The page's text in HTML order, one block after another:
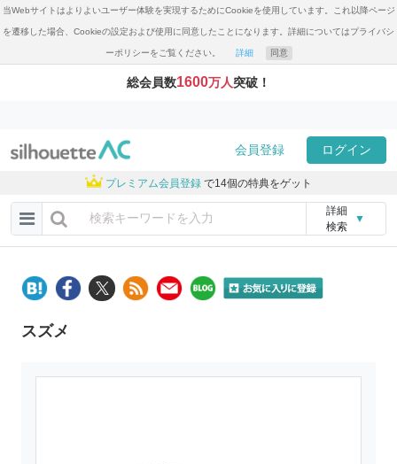
当Webサイトはよりよいユーザー体験を実現するためにCookieを使用しています。これ以降ページ
を遷移した場合、Cookieの設定および使用に同意したことになります。詳細についてはプライバシ
ーポリシーをご覧ください。 詳細 同意
総会員数1600万人突破！
会員登録 ログイン
プレミアム会員登録 で14個の特典をゲット
詳細
検索
▼
スズメ